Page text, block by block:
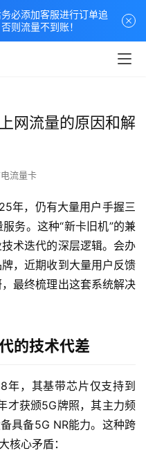
网流量的原因和解
流量卡
年，仍有大量用户手握三
务。这种“新卡旧机”的兼
术迭代的深层逻辑。会办
，近期收到大量用户反馈
最终梳理出这套系统解决
的技术代差
年，其基带芯片仅支持到
才获颁5G牌照，其主力频
具备5G NR能力。这种跨
核心矛盾：
必添加客服进行订单追
则流量不到账！